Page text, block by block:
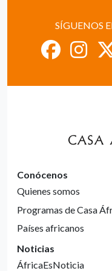
SÍGUENOS
Conócenos
Quienes somos
Programas de Casa
Países africanos
Noticias
ÁfricaEsNoticia